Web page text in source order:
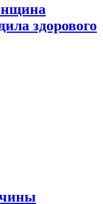
здорового